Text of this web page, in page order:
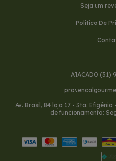
Seja um
Política De
ATACADO (31)
Av. Brasil, 84 loja 17 - Sta.
de funcionamento: